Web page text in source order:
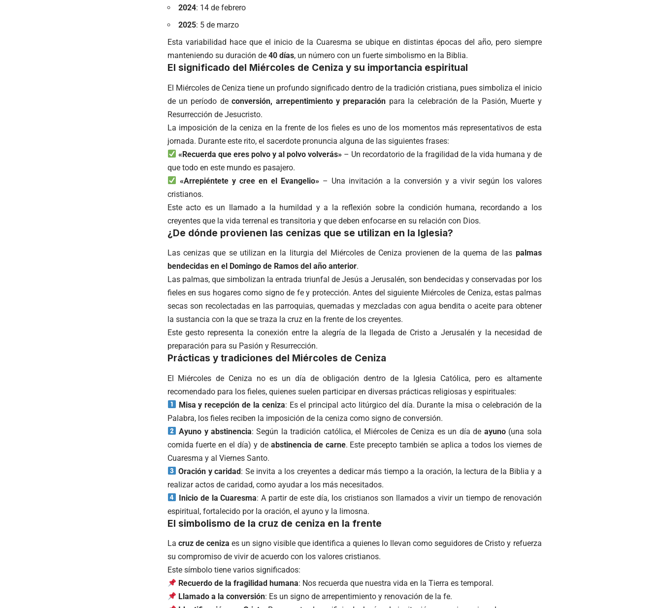
2024: 14 de febrero
2025: 5 de marzo
Esta variabilidad hace que el inicio de la Cuaresma se ubique en distintas épocas del año, pero siempre
manteniendo su duración de 40 días, un número con un fuerte simbolismo en la Biblia.
El significado del Miércoles de Ceniza y su importancia espiritual
El Miércoles de Ceniza tiene un profundo significado dentro de la tradición cristiana, pues simboliza el inicio
de un período deconversión, arrepentimiento y preparación para la celebración de la Pasión, Muerte y
Resurrección de Jesucristo.
La imposición de la ceniza en la frente de los fieles es uno de los momentos más representativos de esta
jornada. Durante este rito, el sacerdote pronuncia alguna de las siguientes frases:
«Recuerda que eres polvo y al polvo volverás» – Un recordatorio de la fragilidad de la vida humana y de
que todo en este mundo es pasajero.
«Arrepiéntete y cree en el Evangelio»– Una invitación a la conversión y a vivir según los valores
cristianos.
Este acto es un llamado a la humildad y a la reflexión sobre la condición humana, recordando a los
creyentes que la vida terrenal es transitoria y que deben enfocarse en su relación con Dios.
¿De dónde provienen las cenizas que se utilizan en la Iglesia?
Las cenizas que se utilizan en la liturgia del Miércoles de Ceniza provienen de la quema de las palmas
bendecidas en el Domingo de Ramos del año anterior.
Las palmas, que simbolizan la entrada triunfal de Jesús a Jerusalén, son bendecidas y conservadas por los
fieles en sus hogares como signo de fe y protección. Antes del siguiente Miércoles de Ceniza, estas palmas
secas son recolectadas en las parroquias, quemadas y mezcladas con agua bendita o aceite para obtener
la sustancia con la que se traza la cruz en la frente de los creyentes.
Este gesto representa la conexión entre la alegría de la llegada de Cristo a Jerusalén y la necesidad de
preparación para su Pasión y Resurrección.
Prácticas y tradiciones del Miércoles de Ceniza
El Miércoles de Ceniza no es un día de obligación dentro de la Iglesia Católica, pero es altamente
recomendado para los fieles, quienes suelen participar en diversas prácticas religiosas y espirituales:
Misa y recepción de la ceniza: Es el principal acto litúrgico del día. Durante la misa o celebración de la
Palabra, los fieles reciben la imposición de la ceniza como signo de conversión.
Ayuno y abstinencia: Según la tradición católica, el Miércoles de Ceniza es un día de ayuno(una sola
comida fuerte en el día) y de abstinencia de carne. Este precepto también se aplica a todos los viernes de
Cuaresma y al Viernes Santo.
Oración y caridad: Se invita a los creyentes a dedicar más tiempo a la oración, la lectura de la Biblia y a
realizar actos de caridad, como ayudar a los más necesitados.
Inicio de la Cuaresma: A partir de este día, los cristianos son llamados a vivir un tiempo de renovación
espiritual, fortalecido por la oración, el ayuno y la limosna.
El simbolismo de la cruz de ceniza en la frente
La cruz de ceniza es un signo visible que identifica a quienes lo llevan como seguidores de Cristo y refuerza
su compromiso de vivir de acuerdo con los valores cristianos.
Este símbolo tiene varios significados:
Recuerdo de la fragilidad humana: Nos recuerda que nuestra vida en la Tierra es temporal.
Llamado a la conversión: Es un signo de arrepentimiento y renovación de la fe.